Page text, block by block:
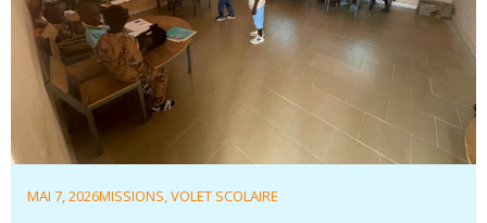
MAI 7, 2026MISSIONS,VOLET SCOLAIRE